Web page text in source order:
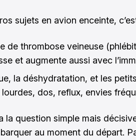
sujets en avion enceinte,
de thrombose veineuse
et augmente aussi avec
la déshydratation, et les
lourdes, dos, reflux, envies
la question simple mais
au moment du départ.